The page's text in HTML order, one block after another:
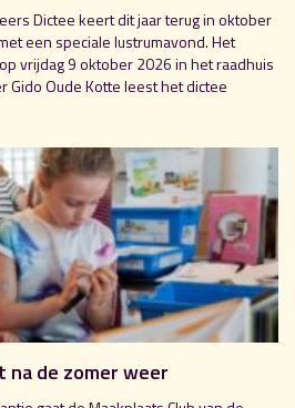
Dictee keert dit jaar terug in oktober
een speciale lustrumavond. Het
vrijdag 9 oktober 2026 in het raadhuis
Gido Oude Kotte leest het dictee
na de zomer weer